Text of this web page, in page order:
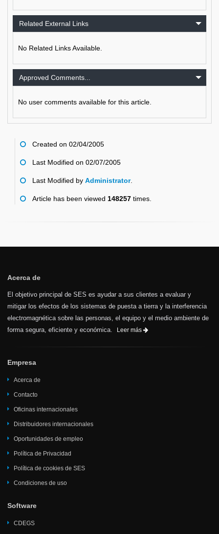
Related External Links
No Related Links Available.
Approved Comments...
No user comments available for this article.
Created on 02/04/2005
Last Modified on 02/07/2005
Last Modified by Administrator.
Article has been viewed 148257 times.
Acerca de
El objetivo principal de SES es ayudar a sus clientes a evaluar y
mitigar los efectos de los sistemas de puesta a tierra y la interferencia
electromagnética sobre las personas, el equipo y el medio ambiente de
forma segura, eficiente y económica.
Leer más
Empresa
Acerca de
Contacto
Oficinas internacionales
Distribuidores internacionales
Oportunidades de empleo
Política de Privacidad
Política de cookies de SES
Condiciones de uso
Software
CDEGS